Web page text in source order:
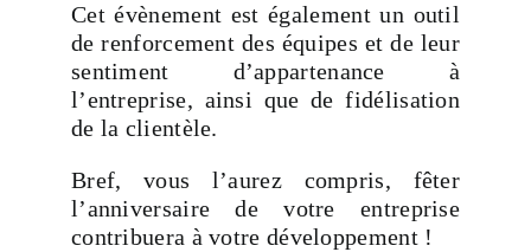
Cet évènement est également un outil
de renforcement des équipes et de leur
sentiment d’appartenance à
l’entreprise, ainsi que de fidélisation
de la clientèle.
Bref, vous l’aurez compris, fêter
l’anniversaire de votre entreprise
contribuera à votre développement !